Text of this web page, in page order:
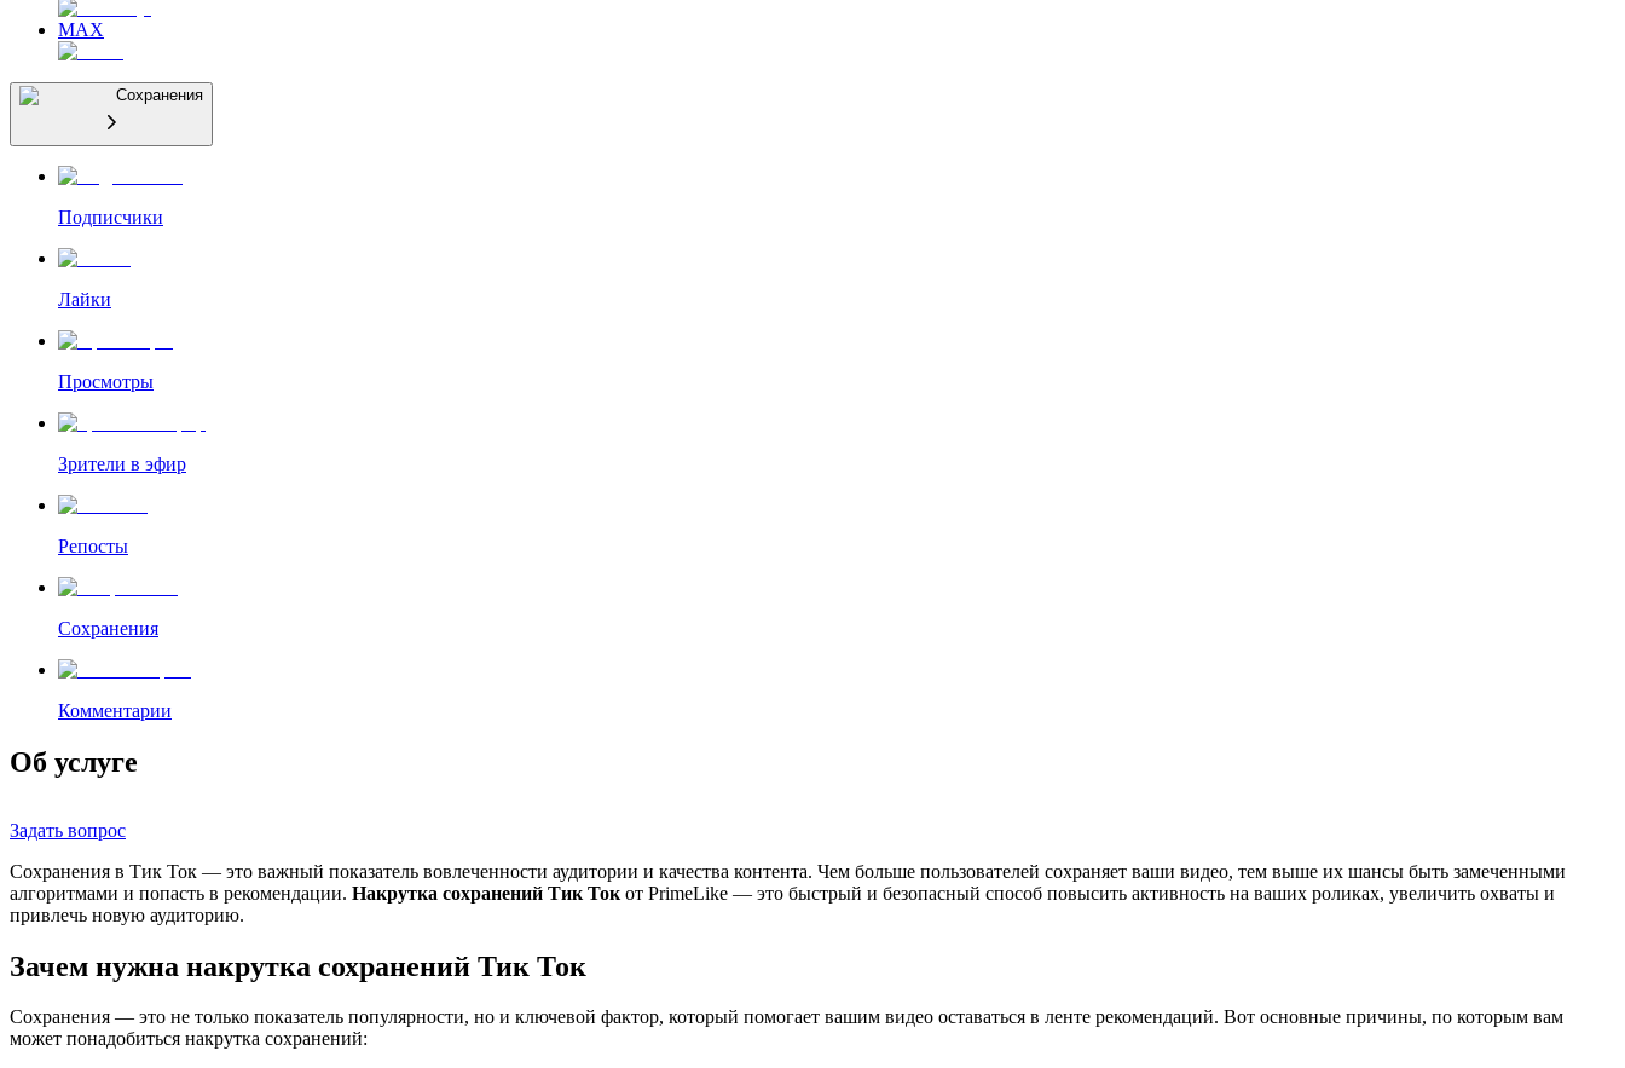
MAX
Сохранения
Подписчики
Лайки
Просмотры
Зрители в эфир
Репосты
Сохранения
Комментарии
Об услуге
Задать вопрос
Сохранения в Тик Ток — это важный показатель вовлеченности аудитории и качества контента. Чем больше пользователей сохраняет ваши видео, тем выше их шансы быть замеченными
алгоритмами и попасть в рекомендации. Накрутка сохранений Тик Ток от PrimeLike — это быстрый и безопасный способ повысить активность на ваших роликах, увеличить охваты и
привлечь новую аудиторию.
Зачем нужна накрутка сохранений Тик Ток
Сохранения — это не только показатель популярности, но и ключевой фактор, который помогает вашим видео оставаться в ленте рекомендаций. Вот основные причины, по которым вам
может понадобиться накрутка сохранений: